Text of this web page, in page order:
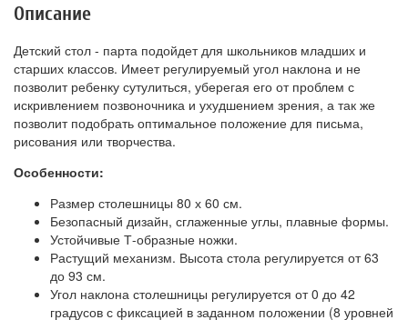
Описание
Детский стол - парта подойдет для школьников младших и
старших классов. Имеет регулируемый угол наклона и не
позволит ребенку сутулиться, уберегая его от проблем с
искривлением позвоночника и ухудшением зрения, а так же
позволит подобрать оптимальное положение для письма,
рисования или творчества.
Особенности:
Размер столешницы 80 х 60 см.
Безопасный дизайн, сглаженные углы, плавные формы.
Устойчивые Т-образные ножки.
Растущий механизм. Высота стола регулируется от 63
до 93 см.
Угол наклона столешницы регулируется от 0 до 42
градусов с фиксацией в заданном положении (8 уровней